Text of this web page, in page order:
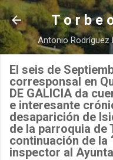
Ir al
T o r b e
Antonio Rodríguez
El seis de
corresponsal en
DE GALICIA da
e interesante
desaparición de
de la parroquia de
continuación de la
inspector al